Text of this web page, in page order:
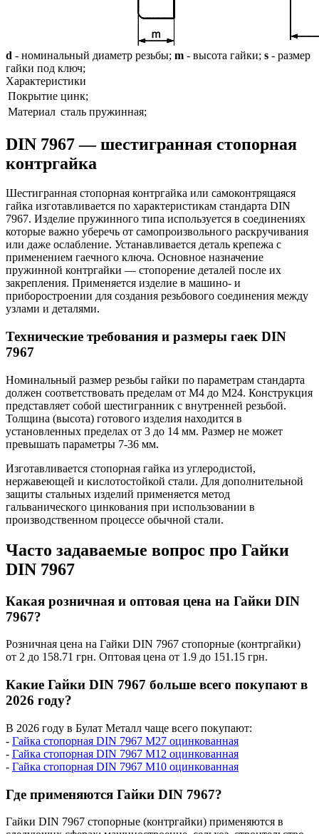
d - номинальный диаметр резьбы; m - высота гайки; s - размер
гайки под ключ;
Характеристики
Покрытие цинк;
Материал сталь пружинная;
DIN 7967 — шестигранная стопорная
контргайка
Шестигранная стопорная контргайка или самоконтрящаяся
гайка изготавливается по характеристикам стандарта DIN
7967. Изделие пружинного типа используется в соединениях
которые важно уберечь от самопроизвольного раскручивания
или даже ослабление. Устанавливается деталь крепежа с
применением гаечного ключа. Основное назначение
пружинной контргайки — стопорение деталей после их
закрепления. Применяется изделие в машино- и
приборостроении для создания резьбового соединения между
узлами и деталями.
Технические требования и размеры гаек DIN
7967
Номинальный размер резьбы гайки по параметрам стандарта
должен соответствовать пределам от М4 до М24. Конструкция
представляет собой шестигранник с внутренней резьбой.
Толщина (высота) готового изделия находится в
установленных пределах от 3 до 14 мм. Размер не может
превышать параметры 7-36 мм.
Изготавливается стопорная гайка из углеродистой,
нержавеющей и кислотостойкой стали. Для дополнительной
защиты стальных изделий применяется метод
гальванического цинкования при использовании в
производственном процессе обычной стали.
Часто задаваемые вопрос про Гайки
DIN 7967
Какая розничная и оптовая цена на Гайки DIN
7967?
Розничная цена на Гайки DIN 7967 стопорные (контргайки)
от 2 до 158.71 грн. Оптовая цена от 1.9 до 151.15 грн.
Какие Гайки DIN 7967 больше всего покупают в
2026 году?
В 2026 году в Булат Металл чаще всего покупают:
- Гайка стопорная DIN 7967 М27 оцинкованная
- Гайка стопорная DIN 7967 М12 оцинкованная
- Гайка стопорная DIN 7967 М10 оцинкованная
Где применяются Гайки DIN 7967?
Гайки DIN 7967 стопорные (контргайки) применяются в